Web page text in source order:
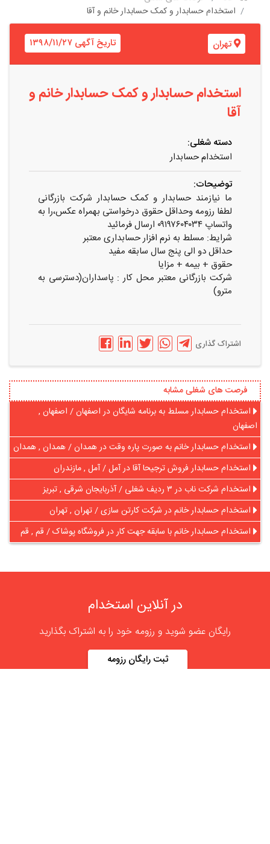
استخدام حسابدار و کمک حسابدار خانم و آقا
تهران تاریخ آگهی ۱۳۹۸/۱۱/۲۷
استخدام حسابدار و کمک حسابدار خانم و
آقا
دسته شغلی:
استخدام حسابدار
توضیحات:
ما نیازمند حسابدار و کمک حسابدار شرکت بازرگانی
لطفا رزومه وحداقل حقوق درخواستی بهمراه عکس،را به
واتساپ ۰۹۱۹۷۶۰۴۰۳۴ ارسال فرمائید
شرایط: مسلط به نرم افزار حسابداری معتبر
حداقل دو الی پنج سال سابقه مفید
حقوق + بیمه + مزایا
شرکت بازرگانی معتبر محل کار : پاسداران(دسترسی به
مترو)
اشتراک گذاری
فرصت های شغلی مشابه
استخدام حسابدار مسلط به برنامه شایگان در اصفهان / اصفهان ,
اصفهان
استخدام حسابدار خانم به صورت پاره وقت در همدان / همدان , همدان
استخدام حسابدار فروش ترجیحا آقا در آمل / آمل , مازندران
استخدام شرکت ناب در ۳ ردیف شغلی / آذربایجان شرقی , تبریز
استخدام حسابدار خانم در شرکت کارتن سازی / تهران , تهران
استخدام حسابدار خانم با سابقه جهت کار در فروشگاه پوشاک / قم , قم
در آنلاین استخدام
رایگان عضو شوید و رزومه خود را به اشتراک بگذارید
ثبت رایگان رزومه